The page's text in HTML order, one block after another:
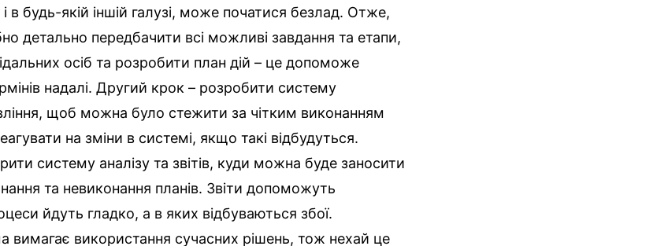
в будь-якій іншій галузі, може початися безлад. Отже,
детально передбачити всі можливі завдання та етапи,
осіб та розробити план дій – це допоможе
надалі. Другий крок – розробити систему
щоб можна було стежити за чітким виконанням
на зміни в системі, якщо такі відбудуться.
систему аналізу та звітів, куди можна буде заносити
та невиконання планів. Звіти допоможуть
йдуть гладко, а в яких відбуваються збої.
вимагає використання сучасних рішень, тож нехай це